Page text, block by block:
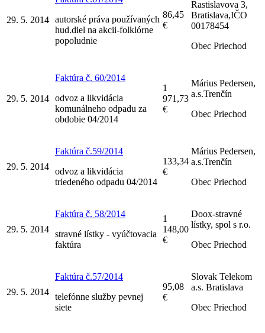
29. 5. 2014 autorské práva používaných
hud.diel na akcii-folklórne
popoludnie
86,45
€
Rastislavova 3,
Bratislava,IČO
00178454
Obec Priechod
29. 5. 2014
Faktúra č. 60/2014
odvoz a likvidácia
komunálneho odpadu za
obdobie 04/2014
1
971,73
€
Márius Pedersen,
a.s.Trenčín
Obec Priechod
29. 5. 2014
Faktúra č.59/2014
odvoz a likvidácia
triedeného odpadu 04/2014
133,34
€
Márius Pedersen,
a.s.Trenčín
Obec Priechod
29. 5. 2014
Faktúra č. 58/2014
stravné lístky - vyúčtovacia
faktúra
1
148,00
€
Doox-stravné
lístky, spol s r.o.
Obec Priechod
29. 5. 2014
Faktúra č.57/2014
telefónne služby pevnej
siete
95,08
€
Slovak Telekom
a.s. Bratislava
Obec Priechod